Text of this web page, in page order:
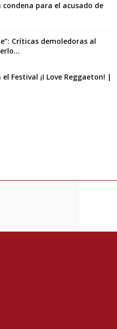
condena para el acusado de
Críticas demoledoras al
Festival ¡I Love Reggaeton! |